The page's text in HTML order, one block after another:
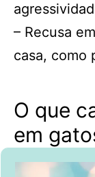
– Recusa
casa, como
O que
em